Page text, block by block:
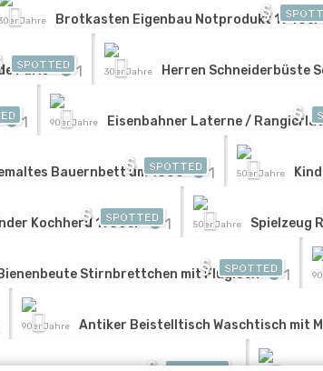
§
Jahre Brotkasten Eigenbau Notprodukt 1940er
SPOTTED
Paris' 1 30er Jahre Herren Schneiderbüste
1 §
90er Jahre Eisenbahner Laterne /
§ SPOTTED
Bauernbett um 1800 1 50er Jahre
§ SPOTTED
Kochherd 1930er 1 50er Jahre Spielzeug
§ SPOTTED
Bienenbeute Stirnbrettchen mit Flugloch 1
90er Jahre Antiker Beistelltisch Waschtisch mit